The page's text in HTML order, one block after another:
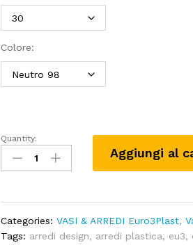
Colore:
KUBE
tower
light
est.)
quantity
Quantity:
Aggiungi al
Categories:VASI & ARREDI Euro3Plast,
Tags: arredi design, arredi plastica, eu3,